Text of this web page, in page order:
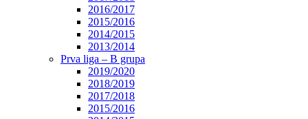
2016/2017
2015/2016
2014/2015
2013/2014
Prva liga – B grupa
2019/2020
2018/2019
2017/2018
2015/2016